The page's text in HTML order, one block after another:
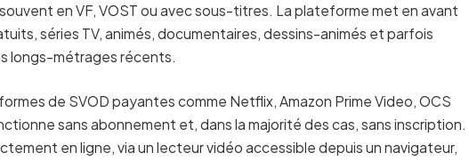
en VF, VOST ou avec sous-titres. La plateforme met en avant
séries TV, animés, documentaires, dessins-animés et parfois
longs-métrages récents.
de SVOD payantes comme Netflix, Amazon Prime Video, OCS
sans abonnement et, dans la majorité des cas, sans inscription.
en ligne, via un lecteur vidéo accessible depuis un navigateur,